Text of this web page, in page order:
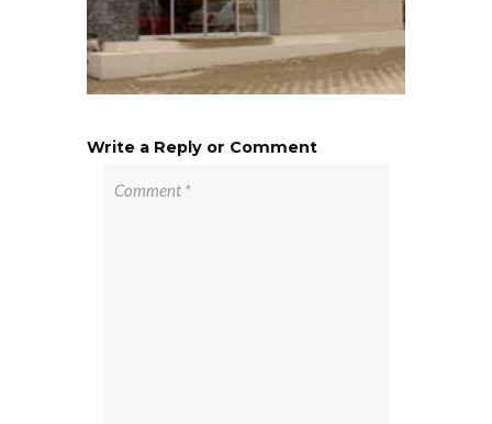
Write a Reply or Comment